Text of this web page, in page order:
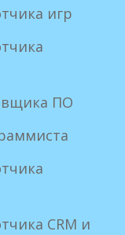
игр
ПО
CRM и